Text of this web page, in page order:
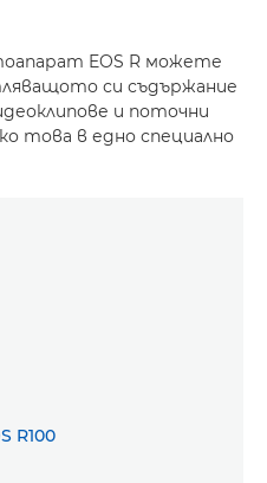
EOS R можете
си съдържание
и поточни
това в едно специално